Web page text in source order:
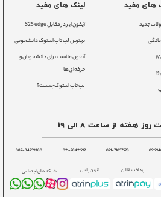
های مفید
جدید
لینک های مفید
آیفون ایر در مقابل S25 edge
بهترین لپ تاپ استوک دانشجویی
آیفون مناسب برای دانشجویان و
حرفه‌ای‌ها
لپ تاپ استوک چیست؟
هفته از ساعت 8 الی 19
021-71057528
021-28421592
087-34259380
پرداخت آنلاین آترین پلاس شبکه های اجتماعی